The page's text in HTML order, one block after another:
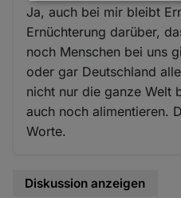
Ja, auch bei mir bleibt
Ernüchterung darüber,
noch Menschen bei uns
oder gar Deutschland
nicht nur die ganze Welt
auch noch alimentieren.
Worte.
Diskussion anzeigen
und
Cookies